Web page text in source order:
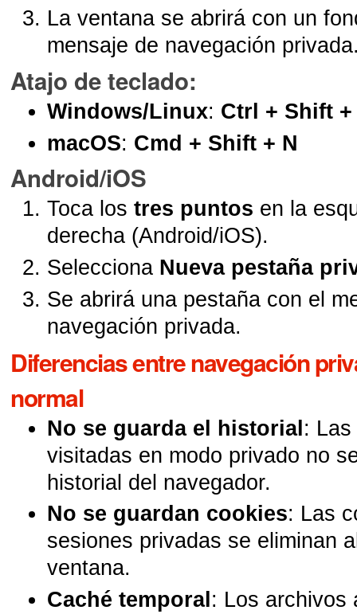
La ventana se abrirá con un
mensaje de navegación
Atajo de teclado:
Windows/Linux: Ctrl + Shift +
macOS: Cmd + Shift + N
Android/iOS
Toca lostres puntos en la
derecha (Android/iOS).
Selecciona Nueva pestaña
Se abrirá una pestaña con el
navegación privada.
Diferencias entre navegación
normal
No se guarda el historial :
visitadas en modo privado no
historial del navegador.
No se guardan cookies: Las
sesiones privadas se eliminan
ventana.
Caché temporal : Los archivos